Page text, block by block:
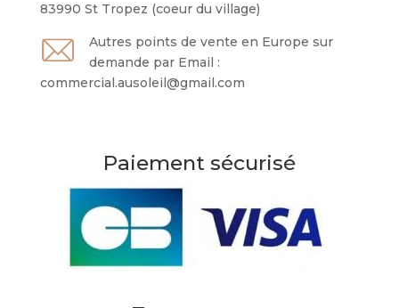
83990 St Tropez (coeur du village)
Autres points de vente en Europe sur
demande par Email :
commercial.ausoleil@gmail.com
Paiement sécurisé